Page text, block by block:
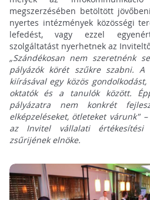
megszerzésében betöltött
nyertes intézmények közösségi
lefedést, vagy ezzel
szolgáltatást nyerhetnek az
„Szándékosan nem szeretnénk
pályázók körét szűkre szabni.
kiírásával egy közös
oktatók és a tanulók között.
pályázatra nem konkrét
elképzeléseket, ötleteket várunk"
az Invitel vállalati értékesítési
zsűrijének elnöke.